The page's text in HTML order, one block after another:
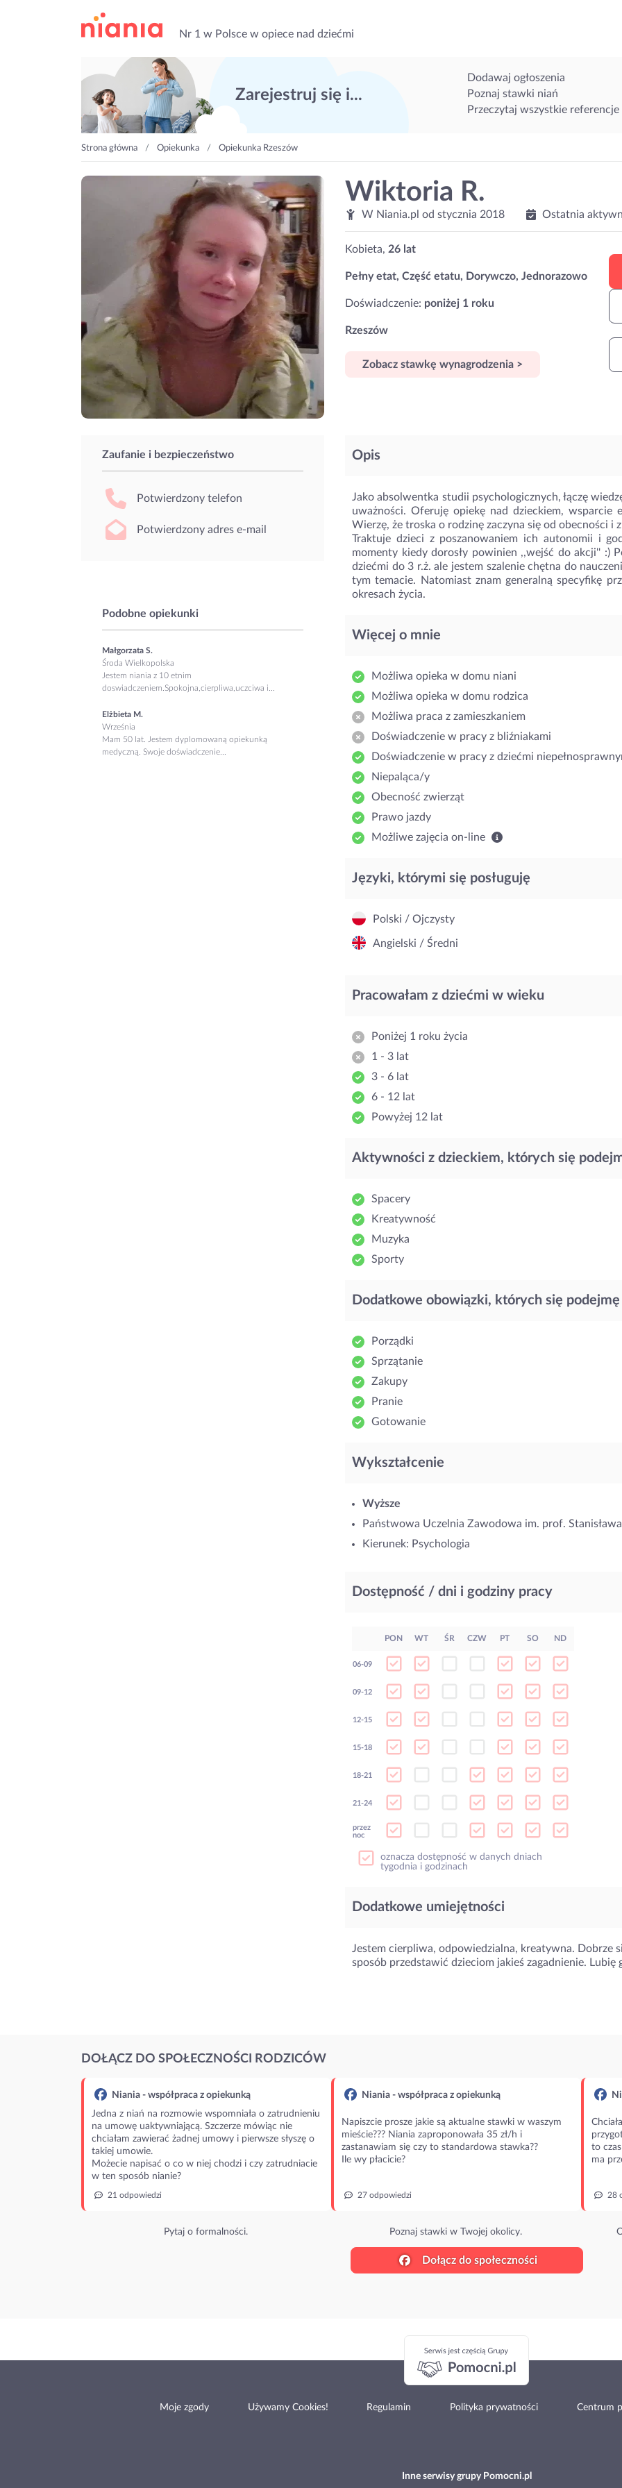
Nr 1 w Polsce w opiece nad dziećmi
Zarejestruj się i...
Dodawaj ogłoszenia
Poznaj stawki niań
Przeczytaj wszystkie referencje
Strona główna Opiekunka Opiekunka Rzeszów
Wiktoria R.
W Niania.pl od stycznia 2018 Ostatnia
Kobieta, 26 lat
Pełny etat, Część etatu, Dorywczo, Jednorazowo
Doświadczenie: poniżej 1 roku
Rzeszów
Zobacz stawkę wynagrodzenia >
Zaufanie i bezpieczeństwo
Potwierdzony telefon
Potwierdzony adres e-mail
Podobne opiekunki
Małgorzata S.
Środa Wielkopolska
Jestem niania z 10 etnim
doswiadczeniem.Spokojna,cierpliwa,uczciwa i...
Elżbieta M.
Września
Mam 50 lat. Jestem dyplomowaną opiekunką
medyczną. Swoje doświadczenie...
Opis
Jako absolwentka studii psychologicznych, łączę
uważności. Oferuję opiekę nad dzieckiem, wsparcie
Wierzę, że troska o rodzinę zaczyna się od obecności i
Traktuje dzieci z poszanowaniem ich autonomii i
momenty kiedy dorosły powinien ,,wejść do akcji'' :)
dziećmi do 3 r.ż. ale jestem szalenie chętna do
tym temacie. Natomiast znam generalną specyfikę
okresach życia.
Więcej o mnie
Możliwa opieka w domu niani
Możliwa opieka w domu rodzica
Możliwa praca z zamieszkaniem
Doświadczenie w pracy z bliźniakami
Doświadczenie w pracy z dziećmi
Niepaląca/y
Obecność zwierząt
Prawo jazdy
Możliwe zajęcia on-line
Języki, którymi się posługuję
Polski / Ojczysty
Angielski / Średni
Pracowałam z dziećmi w wieku
Poniżej 1 roku życia
1 - 3 lat
3 - 6 lat
6 - 12 lat
Powyżej 12 lat
Aktywności z dzieckiem, których się
Spacery
Kreatywność
Muzyka
Sporty
Dodatkowe obowiązki, których się podejmę
Porządki
Sprzątanie
Zakupy
Pranie
Gotowanie
Wykształcenie
Wyższe
Państwowa Uczelnia Zawodowa im. prof.
Kierunek: Psychologia
Dostępność / dni i godziny pracy
PON WT ŚR CZW PT SO ND
06-09
09-12
12-15
15-18
18-21
21-24
przez
noc
oznacza dostępność w danych dniach
tygodnia i godzinach
Dodatkowe umiejętności
Jestem cierpliwa, odpowiedzialna, kreatywna. Dobrze
sposób przedstawić dzieciom jakieś zagadnienie. Lubię
DOŁĄCZ DO SPOŁECZNOŚCI RODZICÓW
Niania - współpraca z opiekunką
Jedna z niań na rozmowie wspomniała o zatrudnieniu
na umowę uaktywniającą. Szczerze mówiąc nie
chciałam zawierać żadnej umowy i pierwsze słyszę o
takiej umowie.
Możecie napisać o co w niej chodzi i czy zatrudniacie
w ten sposób nianie?
21 odpowiedzi
Pytaj o formalności.
Niania - współpraca z opiekunką
Napiszcie prosze jakie są aktualne stawki w waszym
mieście??? Niania zaproponowała 35 zł/h i
zastanawiam się czy to standardowa stawka??
Ile wy płacicie?
27 odpowiedzi
Poznaj stawki w Twojej okolicy.
to
ma
28
Dołącz do społeczności
Moje zgody Używamy Cookies! Regulamin Polityka prywatności Centrum
Inne serwisy grupy Pomocni.pl